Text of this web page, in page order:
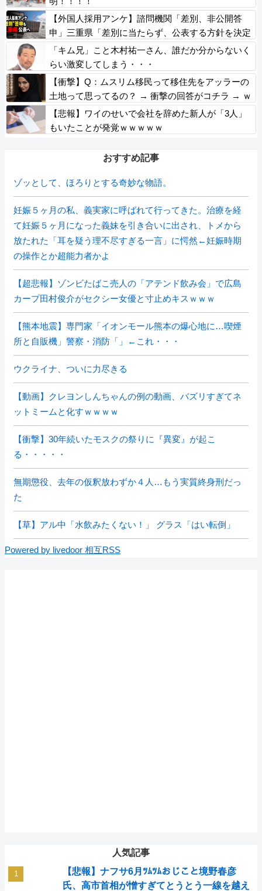
【外国人採用アンケ】諮問機関「差別、非公開答
申」三重県「差別に当たらず、公表する方針を決定
した」
「キム兄」こと木村祐一さん、誰だか分からないく
らい激変してしまう・・・
【衝撃】Q：ムスリム移民って移住先をアッラーの
土地って思ってるの？ → 衝撃の回答がコチラ → ｗ
ｗｗｗｗｗｗｗｗｗｗｗｗｗ
【悲報】ワイのせいで会社を辞めた新人が「3人」
もいたことが発覚ｗｗｗｗｗ
おすすめ記事
ゾッとして、ほろりとする奇妙な物語。
妊娠５ヶ月の私、義実家に呼ばれて行ってきた。治療を経
て妊娠５ヶ月になった義妹を引き合いに出され、トメから
放たれた「耳を疑う理不尽すぎる一言」に愕然←妊娠時期
の操作とか超能力者かよ
【超悲報】ゾンビたばこ売人の「アテンド飲み会」で広島
カープ田村俊介がセクシー女優と寸止めキスｗｗｗ
【熊本地震】専門家「イオンモール熊本の爆心地に…喫煙
所と自販機」警察・消防「」←これ・・・
ウクライナ、ついに力尽きる
【動画】クレヨンしんちゃんの例の動画、バズリすぎてネ
ットミームと化すｗｗｗｗ
【衝撃】30年続いたモスクの祭りに『異変』が起こ
る・・・・・
無期懲役、去年の仮釈放わずか４人…もう実質終身刑だっ
た
【草】アル中「水飲みたくない！」 グラス「はい転倒」
Powered by livedoor 相互RSS
人気記事
【悲報】ナフサ6月ﾂﾑﾂﾑおじこと境野春彦
氏、高市首相が憎すぎてとうとう一線を越え